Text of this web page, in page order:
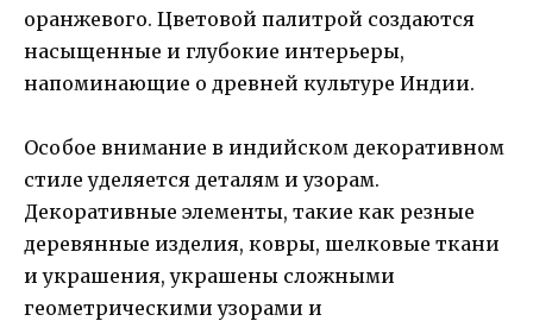
оранжевого. Цветовой палитрой создаются
насыщенные и глубокие интерьеры,
напоминающие о древней культуре Индии.
Особое внимание в индийском декоративном
стиле уделяется деталям и узорам.
Декоративные элементы, такие как резные
деревянные изделия, ковры, шелковые ткани
и украшения, украшены сложными
геометрическими узорами и